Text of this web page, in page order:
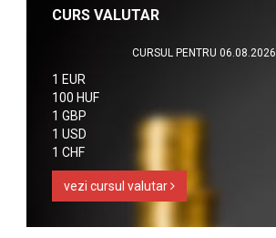
CURS VALUTAR
CURSUL PENTRU 06.08.2026
1 EUR
100 HUF
1 GBP
1 USD
1 CHF
vezi cursul valutar